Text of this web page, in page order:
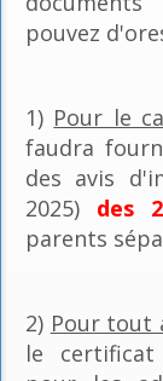
pouvez
1) Pour le
faudra
des avis
2025) des
parents
2) Pour tout
le